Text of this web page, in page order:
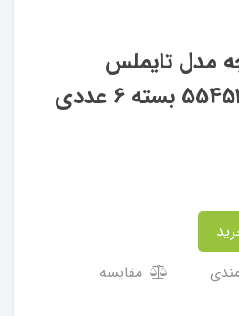
مدل تایملس
مقایسه